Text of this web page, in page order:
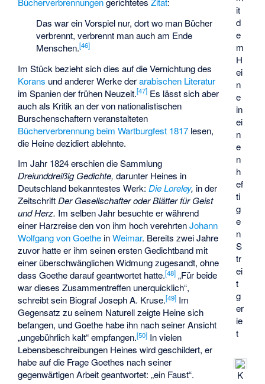
it
d
e
m
H
ei
n
e
in
ei
n
e
n
h
ef
ti
g
e
n
S
tr
ei
t
g
er
ie
t
K
Das war ein Vorspiel nur, dort wo man Bücher
verbrennt, verbrennt man auch am Ende
Menschen.[46]
Im Stück bezieht sich dies auf die Vernichtung des
Korans und anderer Werke derarabischen Literatur
im Spanien der frühen Neuzeit.[47] Es lässt sich aber
auch als Kritik an der von nationalistischen
Burschenschaftern veranstalteten
Bücherverbrennung beim Wartburgfest 1817 lesen,
die Heine dezidiert ablehnte.
Im Jahr 1824 erschien die Sammlung
Dreiunddreißig Gedichte, darunter Heines in
Deutschland bekanntestes Werk:Die Loreley, in der
ZeitschriftDer Gesellschafter oder Blätter für Geist
und Herz. Im selben Jahr besuchte er während
einer Harzreise den von ihm hoch verehrtenJohann
Wolfgang von Goethe inWeimar. Bereits zwei Jahre
zuvor hatte er ihm seinen ersten Gedichtband mit
einer überschwänglichen Widmung zugesandt, ohne
dass Goethe darauf geantwortet hatte.[48] „Für beide
war dieses Zusammentreffen unerquicklich“,
schreibt sein Biograf Joseph A. Kruse.[49] Im
Gegensatz zu seinem Naturell zeigte Heine sich
befangen, und Goethe habe ihn nach seiner Ansicht
„ungebührlich kalt“ empfangen.[50] In vielen
Lebensbeschreibungen Heines wird geschildert, er
habe auf die Frage Goethes nach seiner
gegenwärtigen Arbeit geantwortet: „ein Faust“.